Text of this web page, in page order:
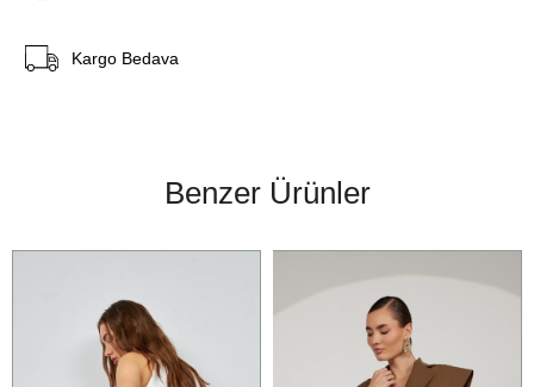
Kargo Bedava
Benzer Ürünler